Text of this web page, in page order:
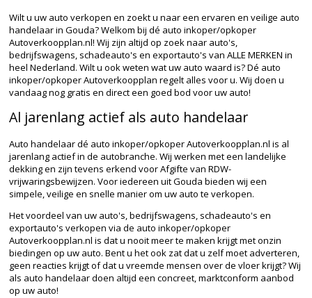
Wilt u uw auto verkopen en zoekt u naar een ervaren en veilige auto
handelaar in Gouda? Welkom bij dé auto inkoper/opkoper
Autoverkoopplan.nl! Wij zijn altijd op zoek naar auto's,
bedrijfswagens, schadeauto's en exportauto's van ALLE MERKEN in
heel Nederland. Wilt u ook weten wat uw auto waard is? Dé auto
inkoper/opkoper Autoverkoopplan regelt alles voor u. Wij doen u
vandaag nog gratis en direct een goed bod voor uw auto!
Al jarenlang actief als auto handelaar
Auto handelaar dé auto inkoper/opkoper Autoverkoopplan.nl is al
jarenlang actief in de autobranche. Wij werken met een landelijke
dekking en zijn tevens erkend voor Afgifte van RDW-
vrijwaringsbewijzen. Voor iedereen uit Gouda bieden wij een
simpele, veilige en snelle manier om uw auto te verkopen.
Het voordeel van uw auto's, bedrijfswagens, schadeauto's en
exportauto's verkopen via de auto inkoper/opkoper
Autoverkoopplan.nl is dat u nooit meer te maken krijgt met onzin
biedingen op uw auto. Bent u het ook zat dat u zelf moet adverteren,
geen reacties krijgt of dat u vreemde mensen over de vloer krijgt? Wij
als auto handelaar doen altijd een concreet, marktconform aanbod
op uw auto!